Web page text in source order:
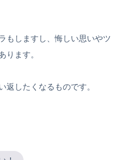
もしますし、悔しい思いやツ
ります。
返したくなるものです。